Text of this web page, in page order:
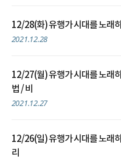
12/28(화) 유행가 시대를 노래
2021.12.28
12/27(월) 유행가 시대를 노래
법 / 비
2021.12.27
12/26(일) 유행가 시대를 노래
리